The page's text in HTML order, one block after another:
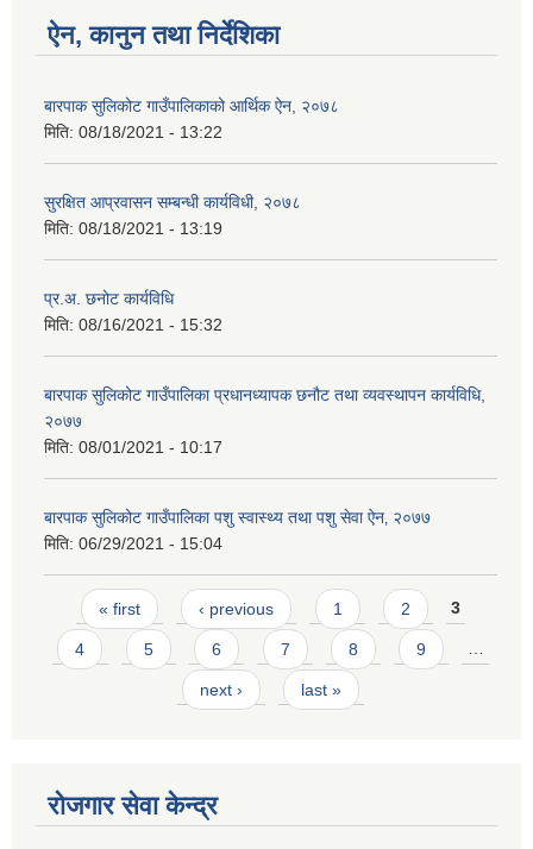
ऐन, कानुन तथा निर्देशिका
बारपाक सुलिकोट गाउँपालिकाको आर्थिक ऐन, २०७८
मिति: 08/18/2021 - 13:22
सुरक्षित आप्रवासन सम्बन्धी कार्यविधी, २०७८
मिति: 08/18/2021 - 13:19
प्र.अ. छनोट कार्यविधि
मिति: 08/16/2021 - 15:32
बारपाक सुलिकोट गाउँपालिका प्रधानध्यापक छनौट तथा व्यवस्थापन कार्यविधि,
२०७७
मिति: 08/01/2021 - 10:17
बारपाक सुलिकोट गाउँपालिका पशु स्वास्थ्य तथा पशु सेवा ऐन‚ २०७७
मिति: 06/29/2021 - 15:04
Pages
« first ‹ previous 1 2 3
4 5 6 7 8 9 …
next › last »
रोजगार सेवा केन्द्र